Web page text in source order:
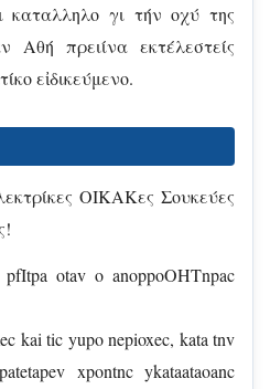
καταλληλο γι τήν οχύ της
Αθή πρειίνα εκτέλεστείς
εἰδικεύμενο.
ΟΙΚΑΚες Σουκεύες
otav o anoppoOHTnpac
kai tic yupo nepioxec, kata tnv
xpontnc ykataataoanc